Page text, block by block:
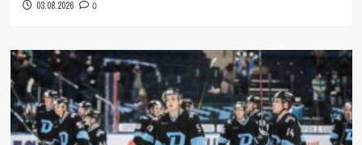
03.08.2026 0